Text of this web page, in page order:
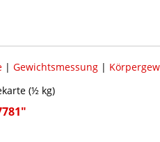
| Gewichtsmessung|
(½ kg)